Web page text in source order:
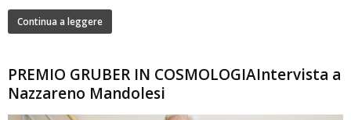
Continua a leggere
PREMIO GRUBER IN COSMOLOGIAIntervista a
Nazzareno Mandolesi